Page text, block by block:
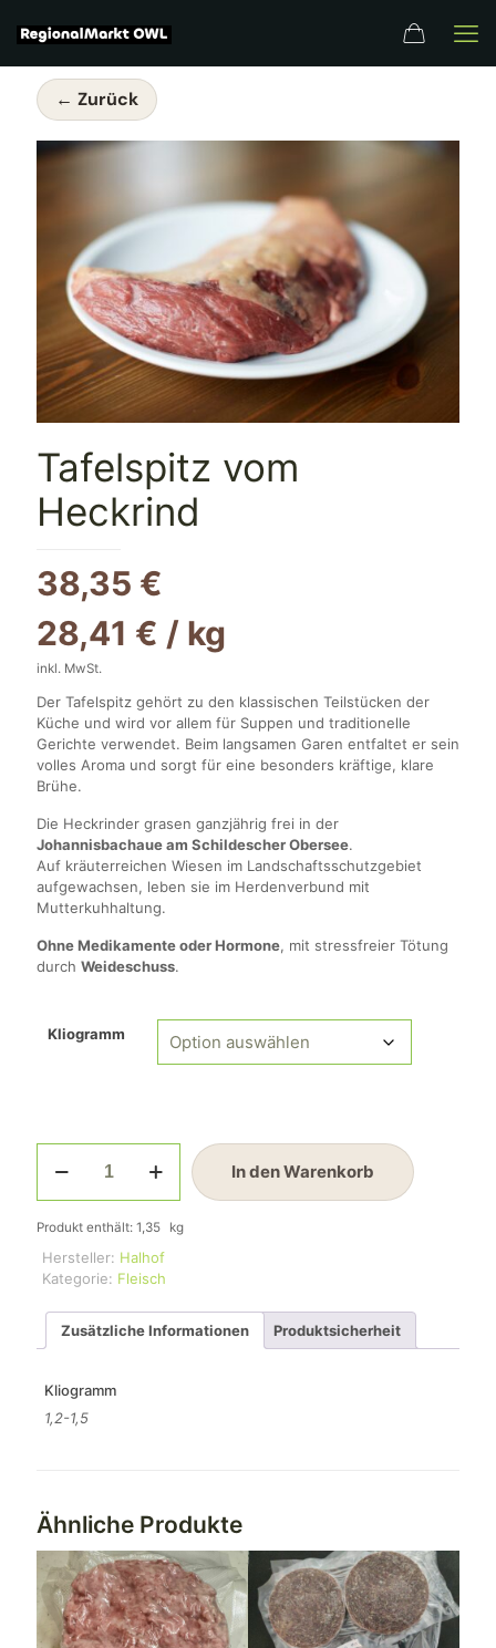
← Zurück
Tafelspitz vom
Heckrind
38,35 €
28,41 € / kg
inkl. MwSt.
Der Tafelspitz gehört zu den klassischen Teilstücken der
Küche und wird vor allem für Suppen und traditionelle
Gerichte verwendet. Beim langsamen Garen entfaltet er sein
volles Aroma und sorgt für eine besonders kräftige, klare
Brühe.
Die Heckrinder grasen ganzjährig frei in der
Johannisbachaue am Schildescher Obersee.
Auf kräuterreichen Wiesen im Landschaftsschutzgebiet
aufgewachsen, leben sie im Herdenverbund mit
Mutterkuhhaltung.
Ohne Medikamente oder Hormone, mit stressfreier Tötung
durch Weideschuss.
Kliogramm
vom
In den Warenkorb
Produkt enthält: 1,35 kg
Hersteller: Halhof
Kategorie: Fleisch
Zusätzliche Informationen Produktsicherheit
Kliogramm
1,2-1,5
Ähnliche Produkte